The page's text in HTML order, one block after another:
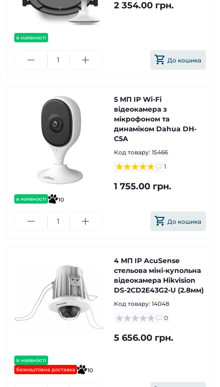
в наявності
2 354.00 грн.
До кошика
в наявності 10
5 МП IP Wi-Fi
відеокамера з
мікрофоном та
динаміком Dahua DH-
C5A
Код товару: 15466
1
1 755.00 грн.
До кошика
в наявності
безкоштовна доставка
10
4 МП IP AcuSense
стельова міні-купольна
відеокамера Hikvision
DS-2CD2E43G2-U (2.8мм)
Код товару: 14048
0
5 656.00 грн.